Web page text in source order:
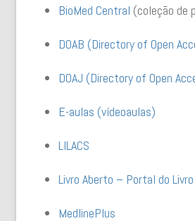
BioMed Central (coleção de
DOAB (Directory of Open
DOAJ (Directory of Open
E-aulas (vídeoaulas)
LILACS
Livro Aberto – Portal do
MedlinePlus